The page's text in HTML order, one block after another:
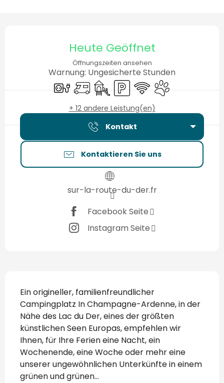
Heute Geöffnet
Öffnungszeiten ansehen
Warnung: Ungesicherte Stunden
Elektrische Anschlüsse
Empfang von Wohnmobilen
Spiele für Kinder / Spielplatz
Parkplatz
Wi-Fi Tiere erlaubt
+ 12 andere Leistung(en)
Kontakt
Kontaktieren Sie uns
sur-la-route-du-der.fr
Facebook Seite
Instagram Seite
Ein origineller, familienfreundlicher
Campingplatz In Champagne-Ardenne, in der
Nähe des Lac du Der, eines der größten
künstlichen Seen Europas, empfehlen wir
Ihnen, für Ihre Ferien eine Nacht, ein
Wochenende, eine Woche oder mehr eine
unserer ungewöhnlichen Unterkünfte in einem
grünen und grünen...